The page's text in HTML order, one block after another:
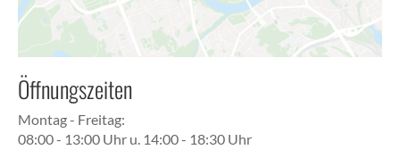
Öffnungszeiten
Montag - Freitag:
08:00 - 13:00 Uhr u. 14:00 - 18:30 Uhr